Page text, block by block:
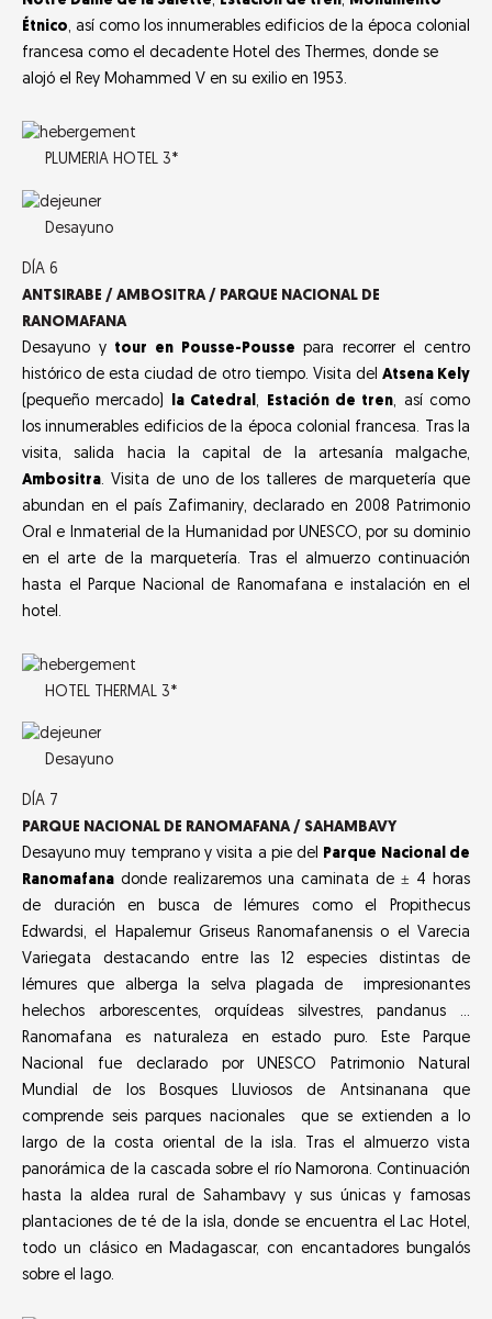
Étnico, así como los innumerables edificios de la época colonial
francesa como el decadente Hotel des Thermes, donde se
alojó el Rey Mohammed V en su exilio en 1953.
PLUMERIA HOTEL 3*
Desayuno
DÍA 6
ANTSIRABE / AMBOSITRA / PARQUE NACIONAL DE
RANOMAFANA
Desayuno y tour en Pousse-Pousse para recorrer el centro
histórico de esta ciudad de otro tiempo. Visita del Atsena Kely
(pequeño mercado)
la Catedral , Estación de tren, así como
los innumerables edificios de la época colonial francesa. Tras la
visita, salida hacia la capital de la artesanía malgache,
Ambositra. Visita de uno de los talleres de marquetería que
abundan en el país Zafimaniry, declarado en 2008 Patrimonio
Oral e Inmaterial de la Humanidad por UNESCO, por su dominio
en el arte de la marquetería. Tras el almuerzo continuación
hasta el Parque Nacional de Ranomafana e instalación en el
hotel.
HOTEL THERMAL 3*
Desayuno
DÍA 7
PARQUE NACIONAL DE RANOMAFANA / SAHAMBAVY
Desayuno muy temprano y visita a pie del Parque Nacional de
Ranomafana donde realizaremos una caminata de ± 4 horas
de duración en busca de lémures como el Propithecus
Edwardsi, el Hapalemur Griseus Ranomafanensis o el Varecia
Variegata destacando entre las 12 especies distintas de
lémures que alberga la selva plagada de impresionantes
helechos arborescentes, orquídeas silvestres, pandanus …
Ranomafana es naturaleza en estado puro. Este Parque
Nacional fue declarado por UNESCO Patrimonio Natural
Mundial de los Bosques Lluviosos de Antsinanana que
comprende seis parques nacionales que se extienden a lo
largo de la costa oriental de la isla. Tras el almuerzo vista
panorámica de la cascada sobre el río Namorona. Continuación
hasta la aldea rural de Sahambavy y sus únicas y famosas
plantaciones de té de la isla, donde se encuentra el Lac Hotel,
todo un clásico en Madagascar, con encantadores bungalós
sobre el lago.